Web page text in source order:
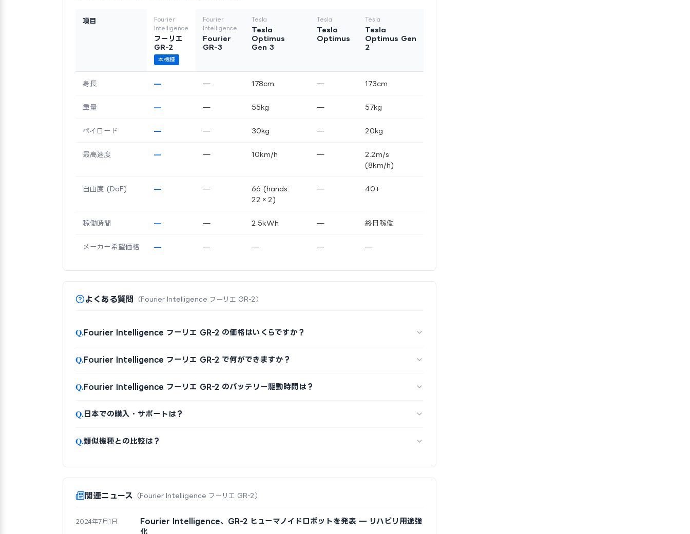
項目
Fourier
Intelligence
フーリエ
GR-2
本機種
Fourier
Intelligence
Fourier
GR-3
Tesla
Tesla
Optimus
Gen 3
Tesla
Tesla
Optimus
Tesla
Tesla
Optimus Gen
2
身長 — — 178cm — 173cm
重量 — — 55kg — 57kg
ペイロード — — 30kg — 20kg
最高速度 — — 10km/h —
2.2m/s
(8km/h)
自由度 (DoF) — —
66 (hands:
22×2)
— 40+
稼働時間 — — 2.5kWh — 終日稼働
メーカー希望価格 — — — — —
よくある質問 （Fourier Intelligence フーリエ GR-2）
Q.Fourier Intelligence フーリエ GR-2 の価格はいくらですか？
Q.Fourier Intelligence フーリエ GR-2 で何ができますか？
Q.Fourier Intelligence フーリエ GR-2 のバッテリー駆動時間は？
Q.日本での購入・サポートは？
Q.類似機種との比較は？
関連ニュース （Fourier Intelligence フーリエ GR-2）
2024年7月1日
Fourier Intelligence、GR-2 ヒューマノイドロボットを発表 — リハビリ用途強
化